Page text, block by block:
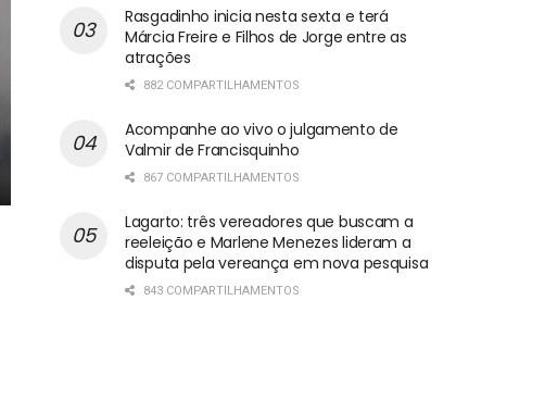
Rasgadinho inicia nesta sexta e terá
Márcia Freire e Filhos de Jorge entre as
atrações
882 COMPARTILHAMENTOS
Acompanhe ao vivo o julgamento de
Valmir de Francisquinho
867 COMPARTILHAMENTOS
Lagarto: três vereadores que buscam a
reeleição e Marlene Menezes lideram a
disputa pela vereança em nova pesquisa
843 COMPARTILHAMENTOS